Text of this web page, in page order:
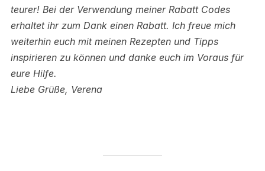
teurer! Bei der Verwendung meiner Rabatt Codes
erhaltet ihr zum Dank einen Rabatt. Ich freue mich
weiterhin euch mit meinen Rezepten und Tipps
inspirieren zu können und danke euch im Voraus für
eure Hilfe.
Liebe Grüße, Verena